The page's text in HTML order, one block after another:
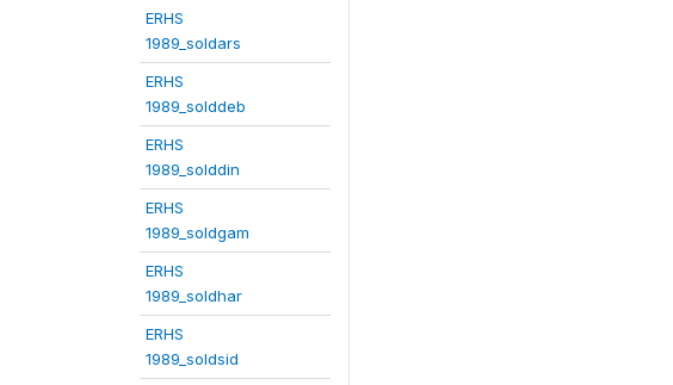
ERHS
1989_soldars
ERHS
1989_solddeb
ERHS
1989_solddin
ERHS
1989_soldgam
ERHS
1989_soldhar
ERHS
1989_soldsid